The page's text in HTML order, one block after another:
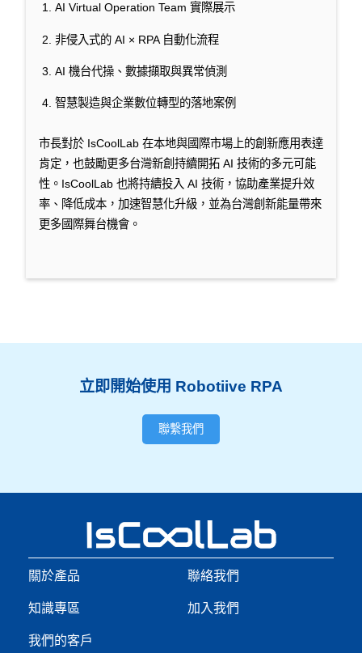
AI Virtual Operation Team 實際展示
非侵入式的 AI × RPA 自動化流程
AI 機台代操、數據擷取與異常偵測
智慧製造與企業數位轉型的落地案例
市長對於 IsCoolLab 在本地與國際市場上的創新應用表達
肯定，也鼓勵更多台灣新創持續開拓 AI 技術的多元可能
性。IsCoolLab 也將持續投入 AI 技術，協助產業提升效
率、降低成本，加速智慧化升級，並為台灣創新能量帶來
更多國際舞台機會。
立即開始使用 Robotiive RPA
聯繫我們
關於產品
知識專區
我們的客戶
聯絡我們
加入我們